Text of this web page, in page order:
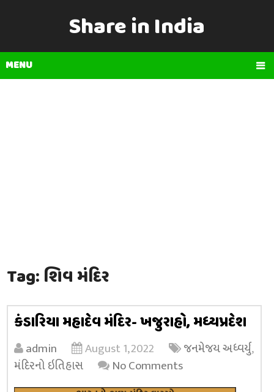
Share in India
MENU
Tag: શિવ મંદિર
કંડારિયા મહાદેવ મંદિર- ખજુરાહો, મધ્યપ્રદેશ
admin August 1, 2022 જનમેજય અધ્વર્યુ,
મંદિરનો ઇતિહાસ
No Comments